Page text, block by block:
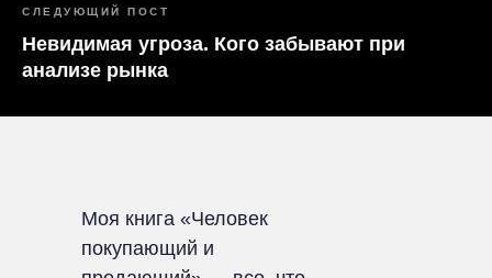
СЛЕДУЮЩИЙ ПОСТ
Невидимая угроза. Кого забывают при
анализе рынка
Моя книга «Человек
покупающий и